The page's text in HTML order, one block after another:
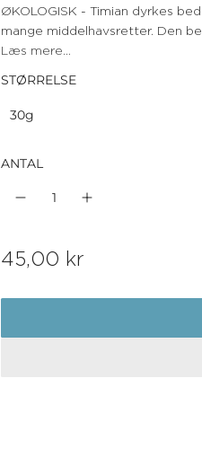
ØKOLOGISK - Timian dyrkes
mange middelhavsretter. Den
Læs mere...
STØRRELSE
30g
ANTAL
N
45,00 kr